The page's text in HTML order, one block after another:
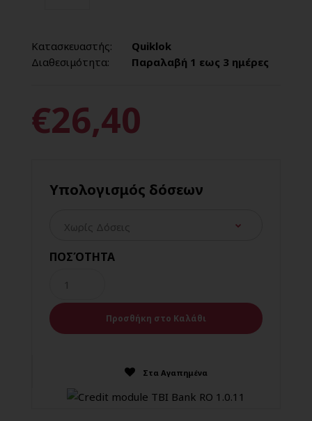
Κατασκευαστής:
Quiklok
Διαθεσιμότητα:
Παραλαβή 1 εως 3 ημέρες
€26,40
Υπολογισμός δόσεων
ΠΟΣΌΤΗΤΑ
Στα Αγαπημένα